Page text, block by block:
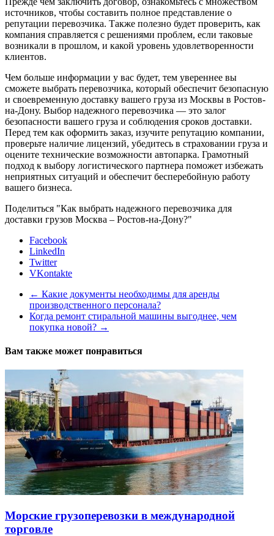
источников, чтобы составить полное представление о
репутации перевозчика. Также полезно будет проверить, как
компания справляется с решениями проблем, если таковые
возникали в прошлом, и какой уровень удовлетворенности
клиентов.
Чем больше информации у вас будет, тем увереннее вы
сможете выбрать перевозчика, который обеспечит безопасную
и своевременную доставку вашего груза из Москвы в Ростов-
на-Дону. Выбор надежного перевозчика — это залог
безопасности вашего груза и соблюдения сроков доставки.
Перед тем как оформить заказ, изучите репутацию компании,
проверьте наличие лицензий, убедитесь в страховании груза и
оцените технические возможности автопарка. Грамотный
подход к выбору логистического партнера поможет избежать
неприятных ситуаций и обеспечит бесперебойную работу
вашего бизнеса.
Поделиться "Как выбрать надежного перевозчика для
доставки грузов Москва – Ростов-на-Дону?"
Facebook
LinkedIn
Twitter
VKontakte
← Какие документы необходимы для аренды
производственного персонала?
Когда ремонт стиральной машины выгоднее, чем
покупка новой? →
Вам также может понравиться
Морские грузоперевозки в международной
торговле